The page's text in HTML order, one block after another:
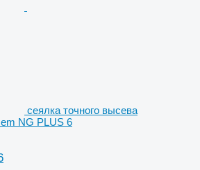
сеялка точного высева
NG PLUS 6